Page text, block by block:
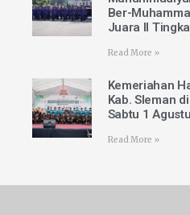
Ber-
Juara II
Read More »
Kemeriahan
Kab. Sleman
Sabtu 1
Read More »